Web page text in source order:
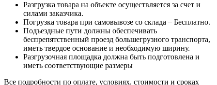
Разгрузка товара на объекте осуществляется за счет и
силами заказчика.
Погрузка товара при самовывозе со склада – Бесплатно.
Подъездные пути должны обеспечивать
беспрепятственный проезд большегрузного транспорта,
иметь твердое основание и необходимую ширину.
Разгрузочная площадка должна быть подготовлена и
иметь соответствующие размеры
Все подробности по оплате, условиях, стоимости и сроках